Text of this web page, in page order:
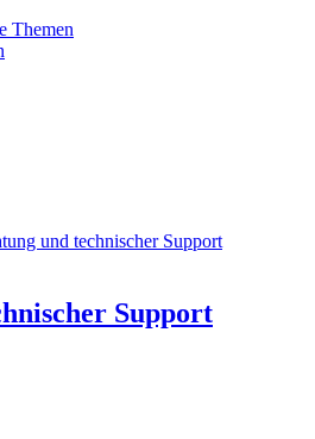
Themen
und technischer Support
Support